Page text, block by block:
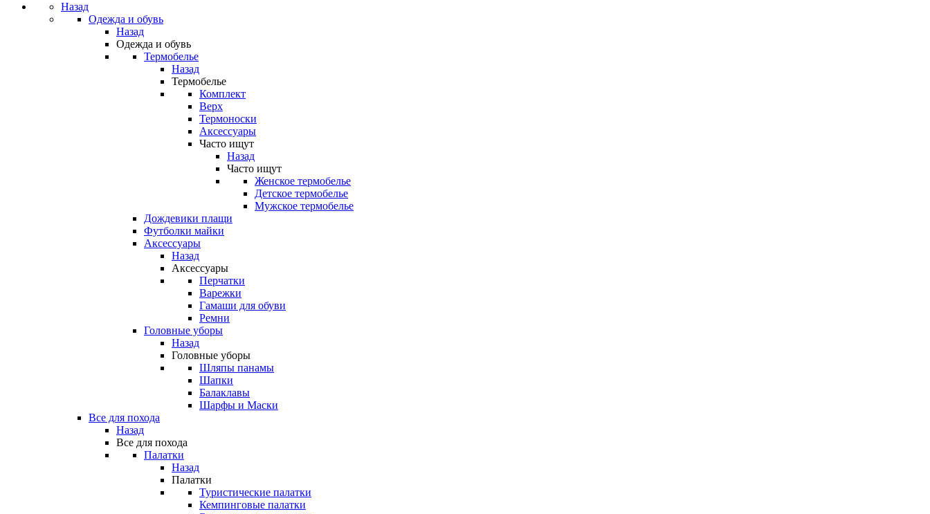
Назад
Одежда и обувь
Назад
Одежда и обувь
Термобелье
Назад
Термобелье
Комплект
Верх
Термоноски
Аксессуары
Часто ищут
Назад
Часто ищут
Женское термобелье
Детское термобелье
Мужское термобелье
Дождевики плащи
Футболки майки
Аксессуары
Назад
Аксессуары
Перчатки
Варежки
Гамаши для обуви
Ремни
Головные уборы
Назад
Головные уборы
Шляпы панамы
Шапки
Балаклавы
Шарфы и Маски
Все для похода
Назад
Все для похода
Палатки
Назад
Палатки
Туристические палатки
Кемпинговые палатки